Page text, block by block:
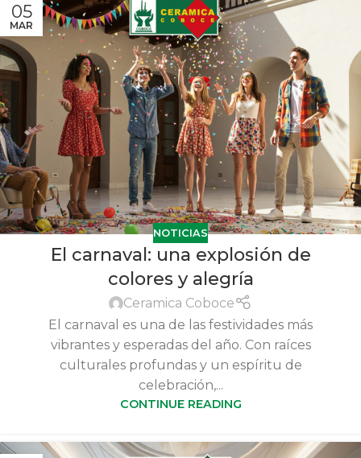
05
MAR
NOTICIAS
El carnaval: una explosión de
colores y alegría
Ceramica Coboce
El carnaval es una de las festividades más
vibrantes y esperadas del año. Con raíces
culturales profundas y un espíritu de
celebración,...
CONTINUE READING